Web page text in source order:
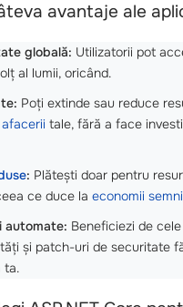
avantaje ale
globală: Utilizatorii pot
al lumii, oricând.
Poți extinde sau reduce
tale, fără a face
: Plătești doar pentru
ce duce la economii
automate: Beneficiezi de
și patch-uri de securitate
ta.